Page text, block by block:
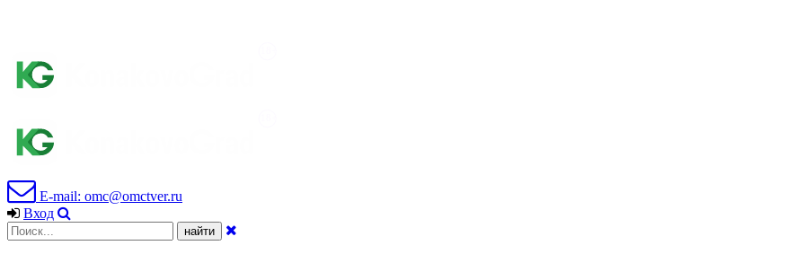
E-mail: omc@omctver.ru
Вход